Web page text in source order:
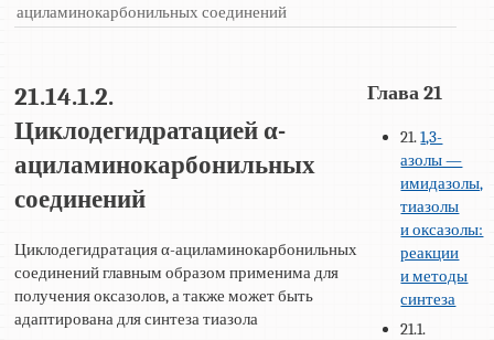
ациламинокарбонильных соединений
21.14.1.2.
Циклодегидратацией α-
ациламинокарбонильных
соединений
Циклодегидратация α-ациламинокарбонильных
соединений главным образом применима для
получения оксазолов, а также может быть
адаптирована для синтеза тиазола
Глава 21
21.1,3-
азолы —
имидазолы,
тиазолы
и оксазолы:
реакции
и методы
синтеза
21.1.